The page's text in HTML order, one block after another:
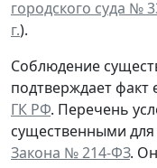
городского суда №
г.).
Соблюдение
подтверждает факт
ГК РФ. Перечень
существенными
Закона № 214-ФЗ.